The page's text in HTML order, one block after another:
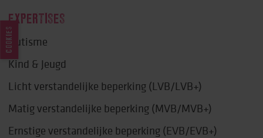
EXPERTISES
Autisme
Kind & Jeugd
Licht verstandelijke beperking (LVB/LVB+)
Matig verstandelijke beperking (MVB/MVB+)
Ernstige verstandelijke beperking (EVB/EVB+)
COOKIES